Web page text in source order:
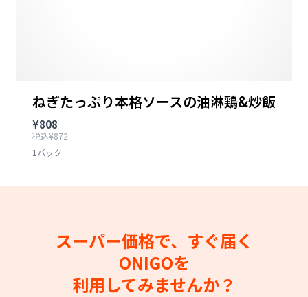
ねぎたっぷり本格ソースの油淋鶏&炒飯
¥808
税込¥872
1パック
スーパー価格で、すぐ届く
ONIGOを
利用してみませんか？